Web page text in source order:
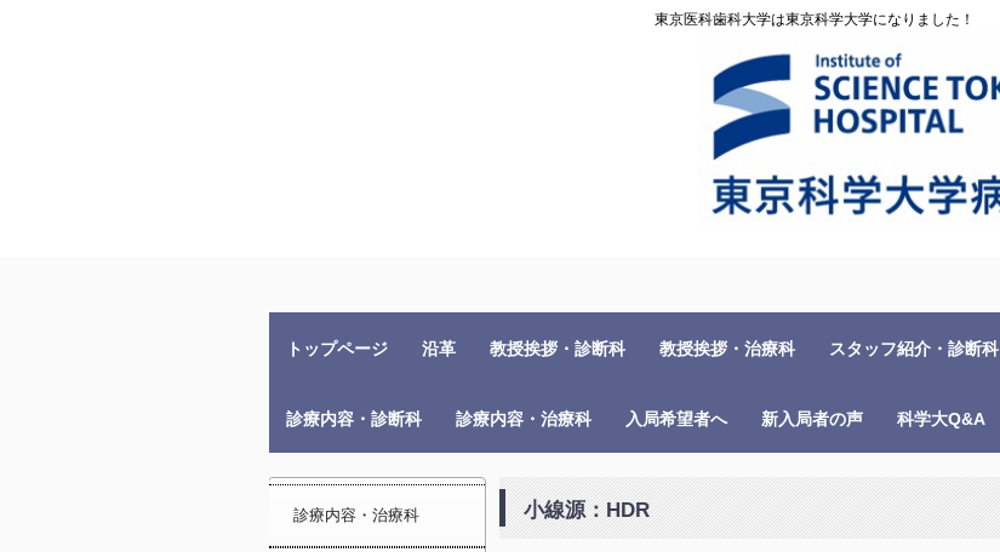
東京医科歯科大学は東京科学大学になりました！
トップページ 沿革 教授挨拶・診断科 教授挨拶・治療科 スタッフ紹介・診断科
診療内容・診断科 診療内容・治療科 入局希望者へ 新入局者の声 科学大Q&A
小線源：HDR
診療内容・治療科